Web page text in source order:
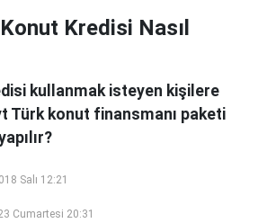
Kredisi Nasıl
kullanmak isteyen kişilere
Türk konut finansmanı paketi
Salı 12:21
Cumartesi 20:31